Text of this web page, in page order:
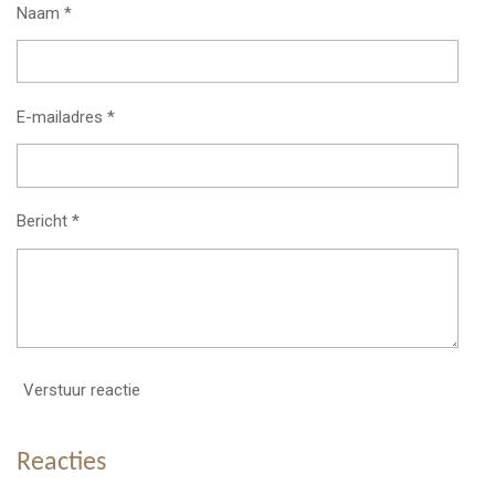
Naam *
E-mailadres *
Bericht *
Verstuur reactie
Reacties